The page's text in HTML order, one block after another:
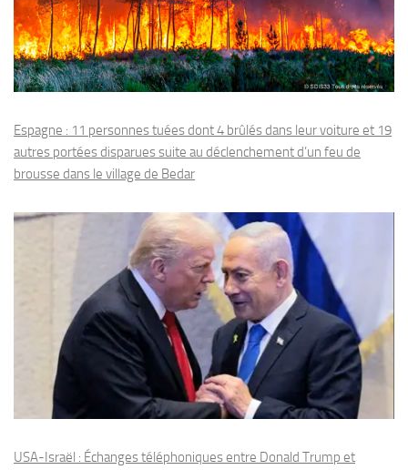
Espagne : 11 personnes tuées dont 4 brûlés dans leur voiture et 19
autres portées disparues suite au déclenchement d’un feu de
brousse dans le village de Bedar
USA-Israël : Échanges téléphoniques entre Donald Trump et